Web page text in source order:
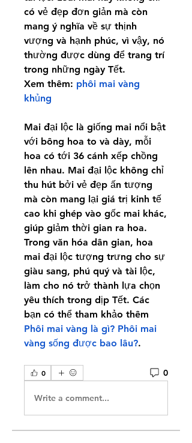
có vẻ đẹp đơn giản mà còn
mang ý nghĩa về sự thịnh
vượng và hạnh phúc, vì vậy, nó
thường được dùng để trang trí
trong những ngày Tết.
Xem thêm: phôi mai vàng
khủng
Mai đại lộc là giống mai nổi bật
với bông hoa to và dày, mỗi
hoa có tới 36 cánh xếp chồng
lên nhau. Mai đại lộc không chỉ
thu hút bởi vẻ đẹp ấn tượng
mà còn mang lại giá trị kinh tế
cao khi ghép vào gốc mai khác,
giúp giảm thời gian ra hoa.
Trong văn hóa dân gian, hoa
mai đại lộc tượng trưng cho sự
giàu sang, phú quý và tài lộc,
làm cho nó trở thành lựa chọn
yêu thích trong dịp Tết. Các
Phôi mai vàng là gì? Phôi mai
vàng sống được bao lâu?.
0 0
Write a comment...